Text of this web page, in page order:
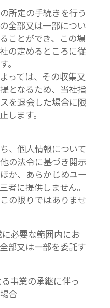
所定の手続きを行う
全部又は一部につい
ことができ、この場
の定めるところに従
。
っては、その収集又
となるため、当社指
を退会した場合に限
します。
、個人情報について
の法令に基づき開示
か、あらかじめユー
者に提供しません。
の限りではありませ
必要な範囲内にお
部又は一部を委託す
事業の承継に伴っ
合